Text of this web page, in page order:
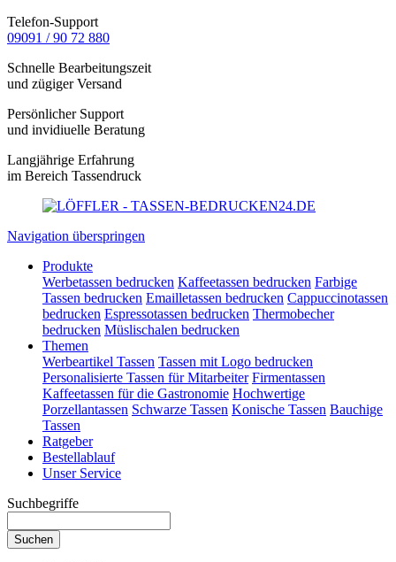
Telefon-Support
09091 / 90 72 880
Schnelle Bearbeitungszeit
und zügiger Versand
Persönlicher Support
und invidiuelle Beratung
Langjährige Erfahrung
im Bereich Tassendruck
Navigation überspringen
Produkte
Werbetassen bedrucken Kaffeetassen bedrucken Farbige
Tassen bedrucken Emailletassen bedrucken Cappuccinotassen
bedrucken Espressotassen bedrucken Thermobecher
bedrucken Müslischalen bedrucken
Themen
Werbeartikel Tassen Tassen mit Logo bedrucken
Personalisierte Tassen für Mitarbeiter Firmentassen
Kaffeetassen für die Gastronomie Hochwertige
Porzellantassen Schwarze Tassen Konische Tassen Bauchige
Tassen
Ratgeber
Bestellablauf
Unser Service
Suchbegriffe
Suchen